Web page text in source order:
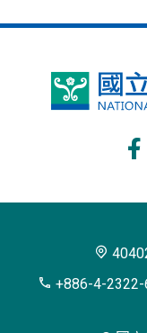
國
博
+886-4-